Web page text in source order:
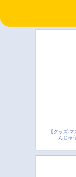
【グッズ-
んじゅ